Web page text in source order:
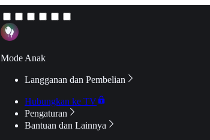
Mode Anak
Langganan dan Pembelian
Hubungkan ke TV
Pengaturan
Bantuan dan Lainnya